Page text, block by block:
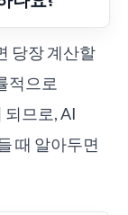
당장 계산할
적으로
므로, AI
때 알아두면